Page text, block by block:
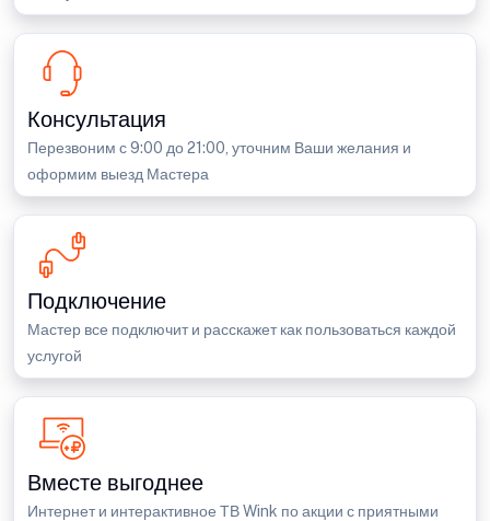
Консультация
Перезвоним с 9:00 до 21:00, уточним Ваши желания и
оформим выезд Мастера
Подключение
Мастер все подключит и расскажет как пользоваться каждой
услугой
Вместе выгоднее
Интернет и интерактивное ТВ Wink по акции с приятными